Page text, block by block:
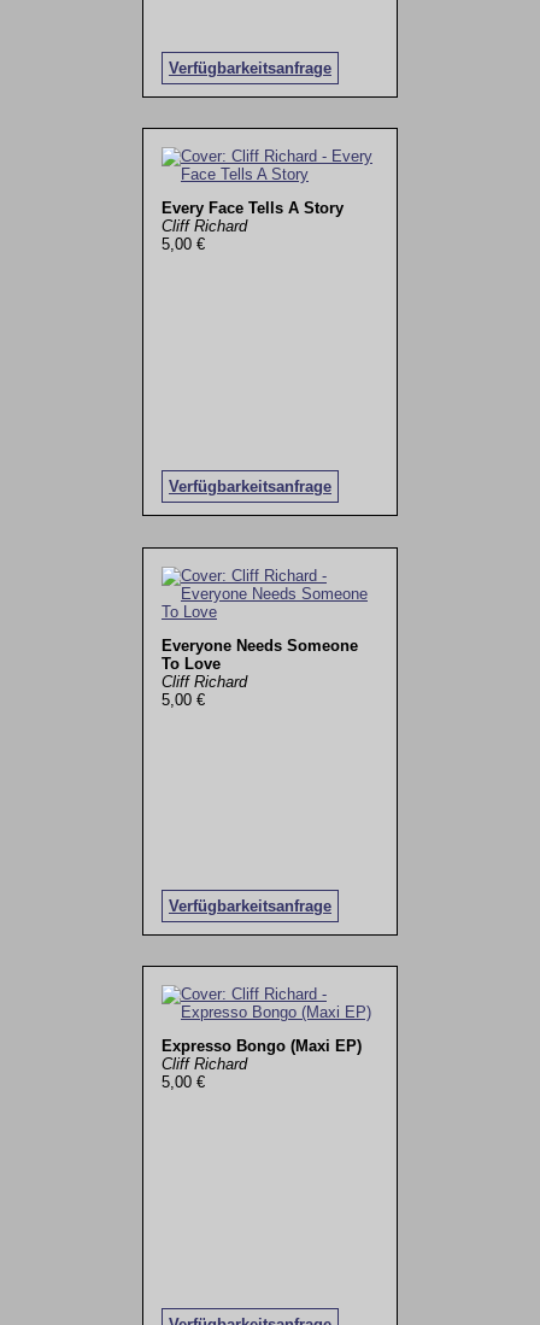
Verfügbarkeitsanfrage
Every Face Tells A Story
Cliff Richard
5,00 €
Verfügbarkeitsanfrage
Everyone Needs Someone
To Love
Cliff Richard
5,00 €
Verfügbarkeitsanfrage
Expresso Bongo (Maxi EP)
Cliff Richard
5,00 €